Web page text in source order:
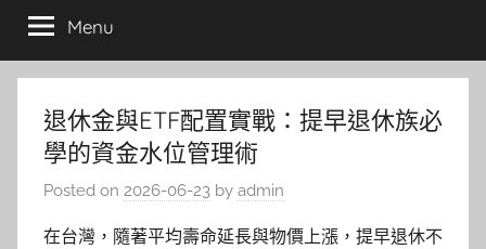
Menu
退休金與ETF配置實戰：提早退休族必
學的資金水位管理術
Posted on 2026-06-23 by admin
在台灣，隨著平均壽命延長與物價上漲，提早退休不